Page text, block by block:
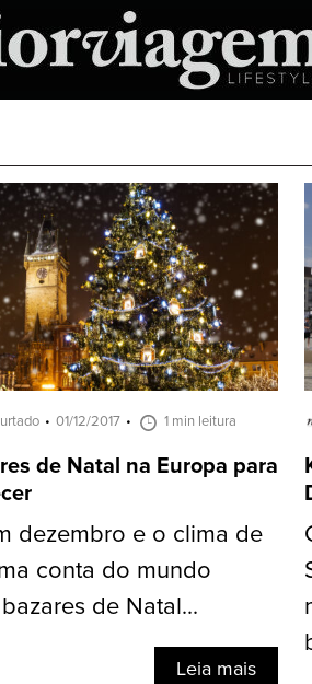
01/12/2017 1 min leitura
de Natal na Europa para
dezembro e o clima de
conta do mundo
de Natal...
Leia mais